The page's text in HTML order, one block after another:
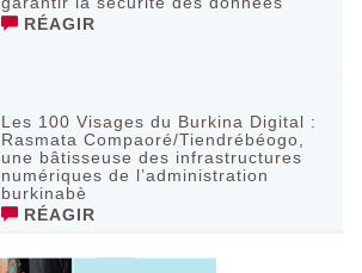
RÉAGIR
Les 100 Visages du Burkina Digital :
Rasmata Compaoré/Tiendrébéogo,
une bâtisseuse des infrastructures
numériques de l’administration
burkinabè
RÉAGIR